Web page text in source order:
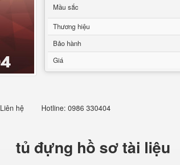
Mầu sắc
Thương hiệu
Bảo hành
Giá
Liên hệ Hotline: 0986 330404
tủ đựng hồ sơ tài liệu